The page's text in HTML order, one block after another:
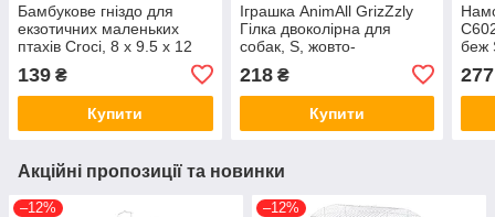
Бамбукове гніздо для
екзотичних маленьких
птахів Croci, 8 х 9.5 х 12
139 ₴
Купити
Іграшка AnimAll GrizZzly
Гілка двоколірна для
собак, S, жовто-
коричнева, 22,8х5,5х4,2
см (*)
218₴
Купити
беж
277
Акційні пропозиції та новинки
–12% –12%